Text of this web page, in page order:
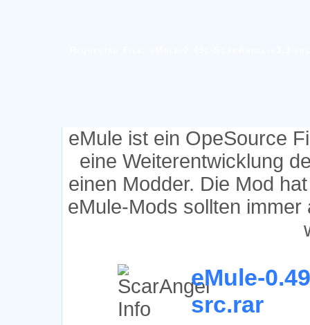
eMule ist ein OpeSource
eine Weiterentwicklung
einen Modder. Die Mod
eMule-Mods sollten
eMule-
src.rar